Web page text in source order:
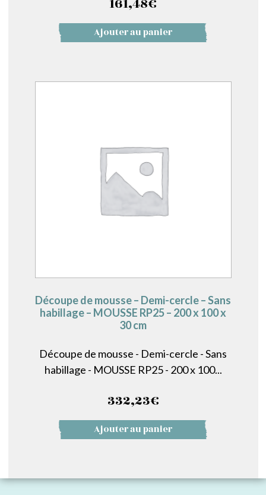
Ajouter au panier
Découpe de mousse – Demi-cercle – Sans
habillage – MOUSSE RP25 – 200 x 100 x
30 cm
Découpe de mousse - Demi-cercle - Sans
habillage - MOUSSE RP25 - 200 x 100...
332,23€
Ajouter au panier